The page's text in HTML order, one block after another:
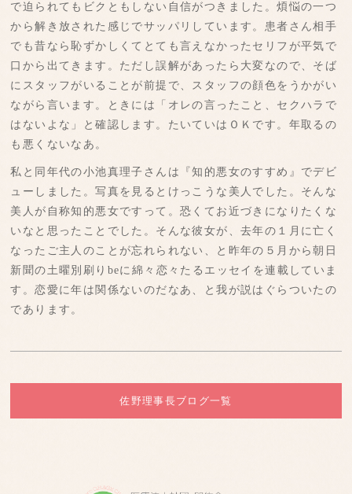
で迫られてもビクともしない自信がつきました。煩悩の一つ
から解き放された感じでサッパリしています。患者さん相手
でも昔なら恥ずかしくてとても言えなかったセリフが平気で
口から出てきます。ただし誤解があったら大変なので、そば
にスタッフがいることが前提で、スタッフの顔色をうかがい
ながら言います。ときには「オレの言ったこと、セクハラで
はないよな」と確認します。たいていはＯＫです。年取るの
も悪くないなあ。
私と同年代の小池真理子さんは『知的悪女のすすめ』でデビ
ューしました。写真を見るとけっこうな美人でした。そんな
美人が自称知的悪女ですって。恐くてお近づきになりたくな
いなと思ったことでした。そんな彼女が、去年の１月に亡く
なったご主人のことが忘れられない、と昨年の５月から朝日
新聞の土曜別刷りbeに綿々恋々たるエッセイを連載していま
す。恋愛に年は関係ないのだなあ、と我が説はぐらついたの
であります。
佐野理事長ブログ一覧